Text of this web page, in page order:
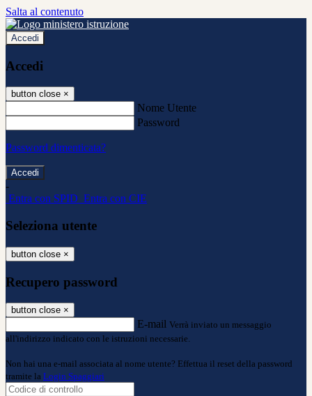
Salta al contenuto
Accedi
Accedi
button close ×
Nome Utente
Password
Password dimenticata?
-
Entra con SPID Entra con CIE
Seleziona utente
button close ×
Recupero password
button close ×
E-mail Verrà inviato un messaggio
all'indirizzo indicato con le istruzioni necessarie.
Non hai una e-mail associata al nome utente? Effettua il reset della password
tramite la Login Spaggiari